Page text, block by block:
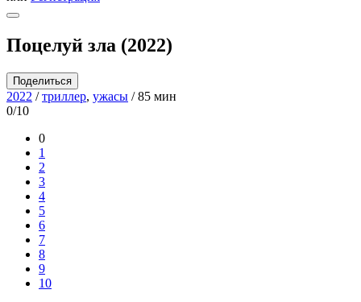
Поцелуй зла (2022)
Поделиться
2022 /триллер, ужасы / 85 мин
0/10
0
1
2
3
4
5
6
7
8
9
10